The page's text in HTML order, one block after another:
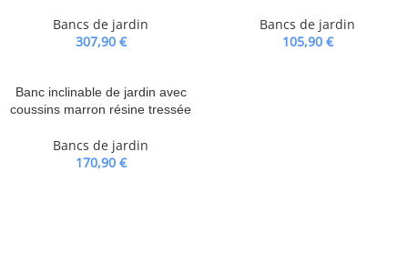
Bancs de jardin
307,90 €
Bancs de jardin
105,90 €
Banc inclinable de jardin avec
coussins marron résine tressée
Bancs de jardin
170,90 €